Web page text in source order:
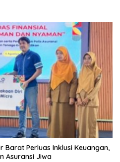
Barat Perluas Inklusi Keuangan,
Asuransi Jiwa